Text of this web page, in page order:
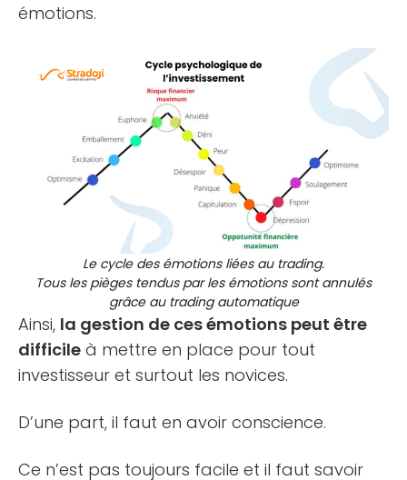
émotions.
Le cycle des émotions liées au trading.
Tous les pièges tendus par les émotions sont annulés
grâce au trading automatique
Ainsi, la gestion de ces émotions peut être
difficile à mettre en place pour tout
investisseur et surtout les novices.
D’une part, il faut en avoir conscience.
Ce n’est pas toujours facile et il faut savoir